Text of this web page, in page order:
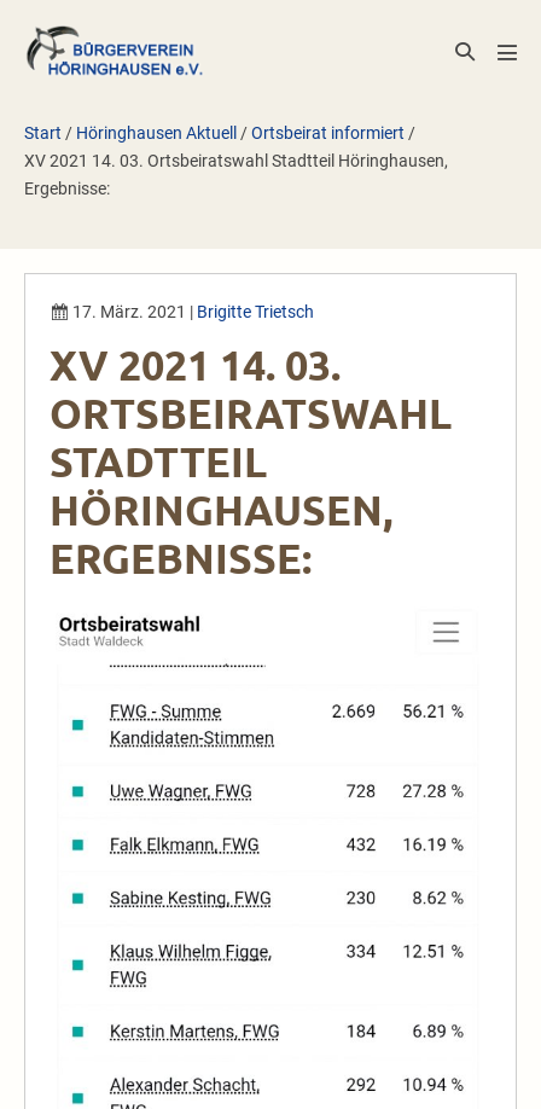
Inhalt
springen
Suche-
Start / Höringhausen Aktuell /Ortsbeirat informiert /
XV 2021 14. 03. Ortsbeiratswahl Stadtteil Höringhausen,
Ergebnisse:
17. März. 2021 | Brigitte Trietsch
XV 2021 14. 03.
ORTSBEIRATSWAHL
STADTTEIL
HÖRINGHAUSEN,
ERGEBNISSE: